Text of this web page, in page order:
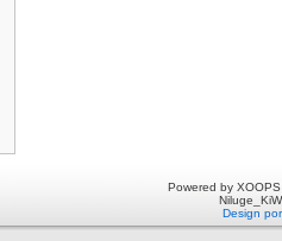
Powered by
Design